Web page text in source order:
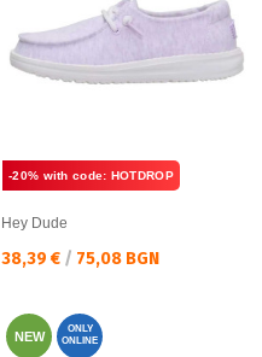
-20% with code: HOTDROP
Hey Dude
Текуща цена:
38,39 € / 75,08 BGN
NEW
ONLY
ONLINE